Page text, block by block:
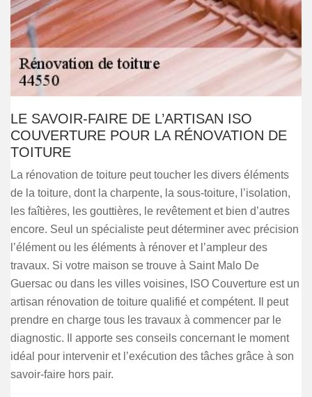
LE SAVOIR-FAIRE DE L’ARTISAN ISO
COUVERTURE POUR LA RÉNOVATION DE
TOITURE
La rénovation de toiture peut toucher les divers éléments
de la toiture, dont la charpente, la sous-toiture, l’isolation,
les faîtières, les gouttières, le revêtement et bien d’autres
encore. Seul un spécialiste peut déterminer avec précision
l’élément ou les éléments à rénover et l’ampleur des
travaux. Si votre maison se trouve à Saint Malo De
Guersac ou dans les villes voisines, ISO Couverture est un
artisan rénovation de toiture qualifié et compétent. Il peut
prendre en charge tous les travaux à commencer par le
diagnostic. Il apporte ses conseils concernant le moment
idéal pour intervenir et l’exécution des tâches grâce à son
savoir-faire hors pair.